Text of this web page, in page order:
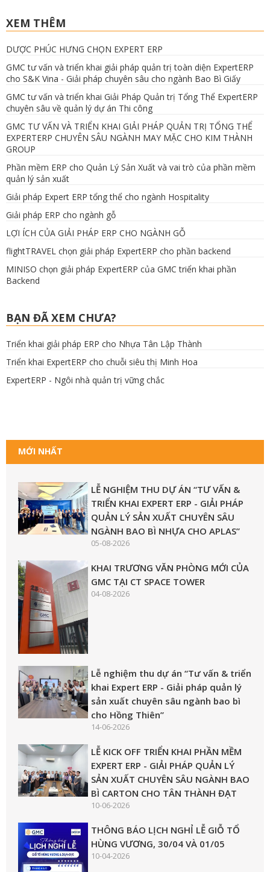
XEM THÊM
DƯỢC PHÚC HƯNG CHỌN EXPERT ERP
GMC tư vấn và triển khai giải pháp quản trị toàn diện ExpertERP
cho S&K Vina - Giải pháp chuyên sâu cho ngành Bao Bì Giấy
GMC tư vấn và triển khai Giải Pháp Quản trị Tổng Thể ExpertERP
chuyên sâu về quản lý dự án Thi công
GMC TƯ VẤN VÀ TRIỂN KHAI GIẢI PHÁP QUẢN TRỊ TỔNG THỂ
EXPERTERP CHUYÊN SÂU NGÀNH MAY MẶC CHO KIM THÀNH
GROUP
Phần mềm ERP cho Quản Lý Sản Xuất và vai trò của phần mềm
quản lý sản xuất
Giải pháp Expert ERP tổng thể cho ngành Hospitality
Giải pháp ERP cho ngành gỗ
LỢI ÍCH CỦA GIẢI PHÁP ERP CHO NGÀNH GỖ
flightTRAVEL chọn giải pháp ExpertERP cho phần backend
MINISO chọn giải pháp ExpertERP của GMC triển khai phần
Backend
BẠN ĐÃ XEM CHƯA?
Triển khai giải pháp ERP cho Nhựa Tân Lập Thành
Triển khai ExpertERP cho chuỗi siêu thị Minh Hoa
ExpertERP - Ngôi nhà quản trị vững chắc
MỚI NHẤT
LỄ NGHIỆM THU DỰ ÁN “TƯ VẤN &
TRIỂN KHAI EXPERT ERP - GIẢI PHÁP
QUẢN LÝ SẢN XUẤT CHUYÊN SÂU
NGÀNH BAO BÌ NHỰA CHO APLAS”
05-08-2026
KHAI TRƯƠNG VĂN PHÒNG MỚI CỦA
GMC TẠI CT SPACE TOWER
04-08-2026
Lễ nghiệm thu dự án “Tư vấn & triển
khai Expert ERP - Giải pháp quản lý
sản xuất chuyên sâu ngành bao bì
cho Hồng Thiên”
14-06-2026
LỄ KICK OFF TRIỂN KHAI PHẦN MỀM
EXPERT ERP - GIẢI PHÁP QUẢN LÝ
SẢN XUẤT CHUYÊN SÂU NGÀNH BAO
BÌ CARTON CHO TÂN THÀNH ĐẠT
10-06-2026
THÔNG BÁO LỊCH NGHỈ LỄ GIỖ TỔ
HÙNG VƯƠNG, 30/04 VÀ 01/05
10-04-2026